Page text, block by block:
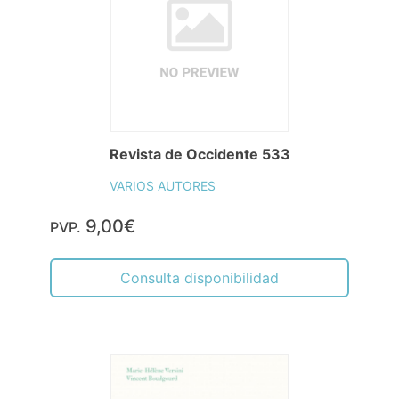
Revista de Occidente 533
VARIOS AUTORES
PVP. 9,00€
Consulta disponibilidad